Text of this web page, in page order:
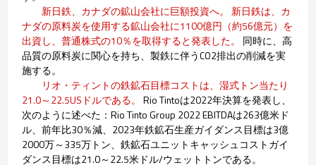
新日鉄、カナダの鉱山会社に巨額投資へ。 新日鉄は、カ
ナダの原料炭を使用する鉱山会社に1100億円（約56億元）を
出資し、普通株式の10％を取得すると発表した。
同時に、高
品質の原料炭に関心を持ち、製鉄に伴うCO2排出の削減を実
施する。
リオ・ティントの鉄鉱石目標コストは、湿式トン当たり
21.0～22.5USドルである。 Rio Tintoは2022年決算を発表し、
次のように述べた：Rio Tinto Group 2022 EBITDAは263億米ド
ル、前年比30％減、2023年鉄鉱石生産ガイダンス目標は3億
2000万～335万トン、鉄鉱石ユニットキャッシュコストガイ
ダンス目標は21.0～22.5米ドル/ウェットトンである。